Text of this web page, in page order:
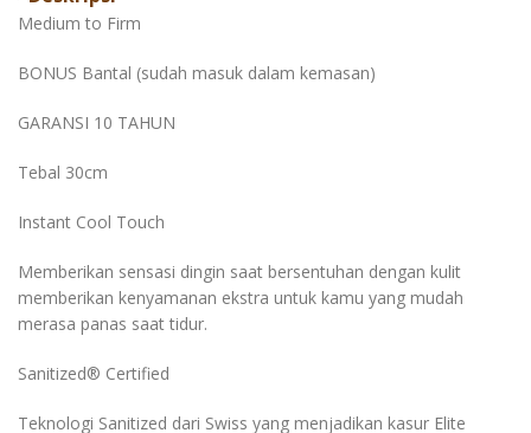
Medium to Firm
BONUS Bantal (sudah masuk dalam kemasan)
GARANSI 10 TAHUN
Tebal 30cm
Instant Cool Touch
Memberikan sensasi dingin saat bersentuhan dengan kulit
memberikan kenyamanan ekstra untuk kamu yang mudah
merasa panas saat tidur.
Sanitized® Certified
Teknologi Sanitized dari Swiss yang menjadikan kasur Elite